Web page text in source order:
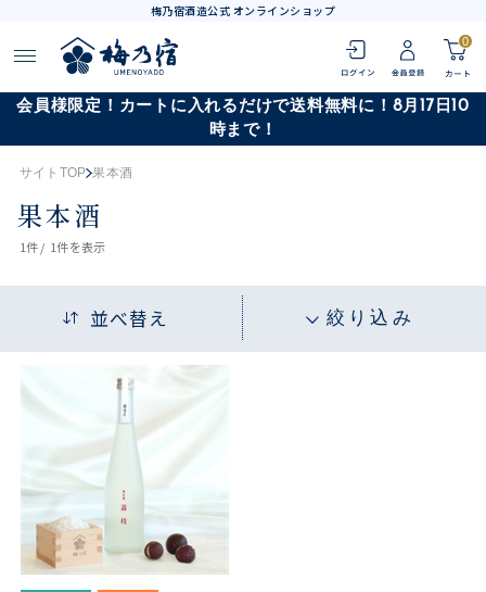
梅乃宿酒造公式 オンラインショップ
0
会員様限定！カートに入れるだけで送料無料に！8月17日10
時まで！
サイトTOP 果本酒
果本酒
1件 / 1件を表示
並べ替え 絞り込み